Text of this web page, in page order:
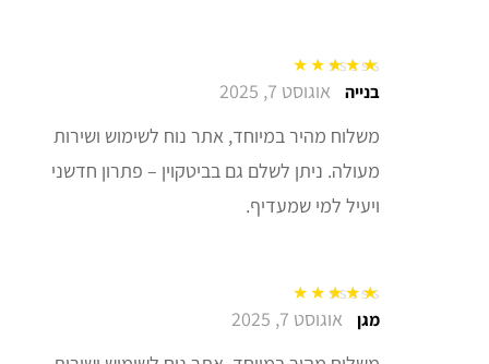
דורג5מתוך 5בנייה אוגוסט 7, 2025
משלוח מהיר במיוחד, אתר נוח לשימוש ושירות
מעולה. ניתן לשלם גם בביטקוין – פתרון חדשני
ויעיל למי שמעדיף.
דורג5 מתוך 5 מגן אוגוסט 7, 2025